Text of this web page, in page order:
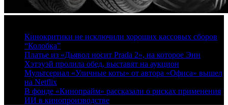
Кинокритики не исключили хороших кассовых сборов
“Колобка”
Платье из «Дьявол носит Prada 2», на которое Энн
Хэтэуэй пролила обед, выставят на аукцион
Мультсериал «Уличные коты» от автора «Офиса» вышел
на Netflix
В фонде «Кинопрайм» рассказали о рисках применения
ИИ в кинопроизводстве